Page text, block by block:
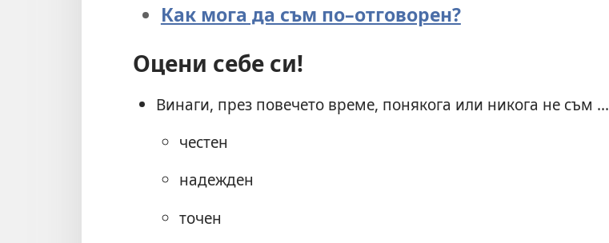
Как мога да съм по–отговорен?
Оцени себе си!
Винаги, през повечето време, понякога или никога не съм ...
честен
надежден
точен